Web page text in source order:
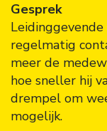
Gesprek
regelmatig
meer de
hoe sneller hij
drempel om
mogelijk.